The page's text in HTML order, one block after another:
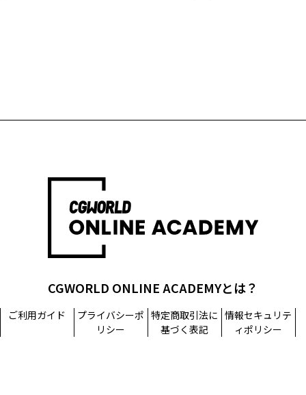
CGWORLD ONLINE ACADEMYとは？
ご利用ガイド
プライバシーポ
リシー
特定商取引法に
基づく表記
情報セキュリテ
ィポリシー